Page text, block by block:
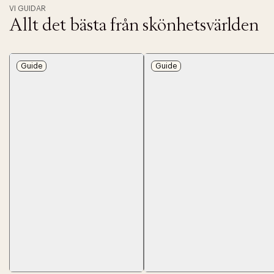
VI GUIDAR
Allt det bästa från skönhetsvärlden
Guide Guide